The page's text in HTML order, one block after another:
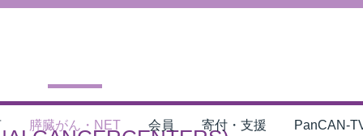
膵臓がん・NET 会員 寄付・支援 PanCAN-